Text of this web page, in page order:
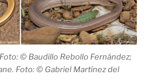
© Baudillo Rebollo Fernández;
Foto: © Gabriel Martínez del